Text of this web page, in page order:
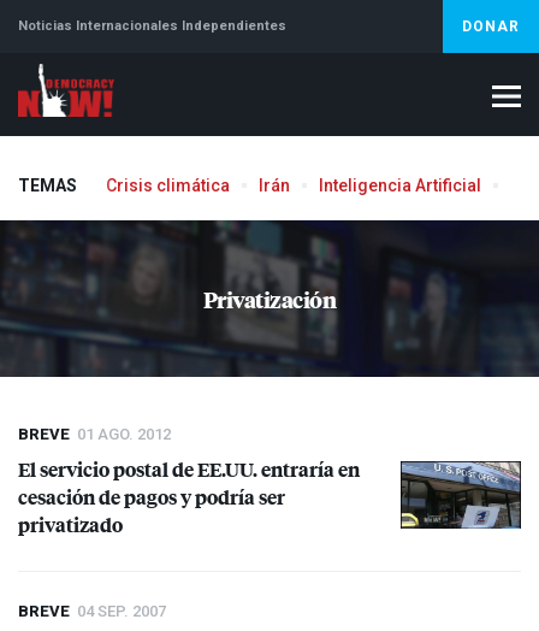
Noticias Internacionales Independientes DONAR
TEMAS Crisis climática Irán Inteligencia Artificial
Privatización
BREVE 01 AGO. 2012
El servicio postal de EE.UU. entraría en
cesación de pagos y podría ser
privatizado
BREVE 04 SEP. 2007